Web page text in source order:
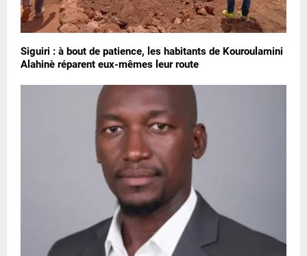
Siguiri : à bout de patience, les habitants de Kouroulamini
Alahinè réparent eux-mêmes leur route